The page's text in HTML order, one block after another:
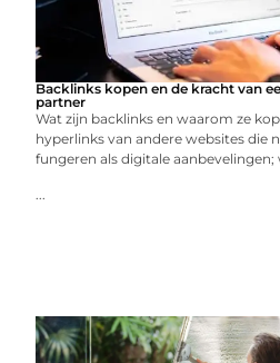
Backlinks kopen en de kracht van
partner
Wat zijn backlinks en waarom ze
hyperlinks van andere websites die
fungeren als digitale aanbevelingen;
...